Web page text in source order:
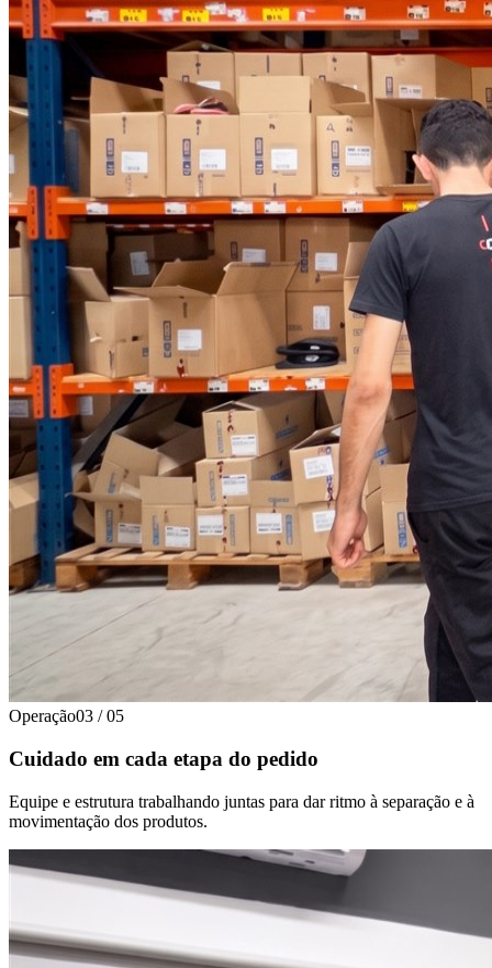
Operação03 / 05
Cuidado em cada etapa do pedido
Equipe e estrutura trabalhando juntas para dar ritmo à separação e à
movimentação dos produtos.